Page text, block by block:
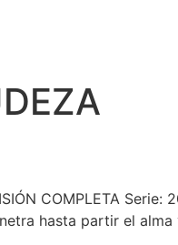
COMPLETA
hasta partir el